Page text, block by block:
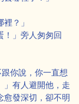
？」
！」旁人匆匆回
跟你說，你一直想
」有人避開他，走
愈發深切，卻不明